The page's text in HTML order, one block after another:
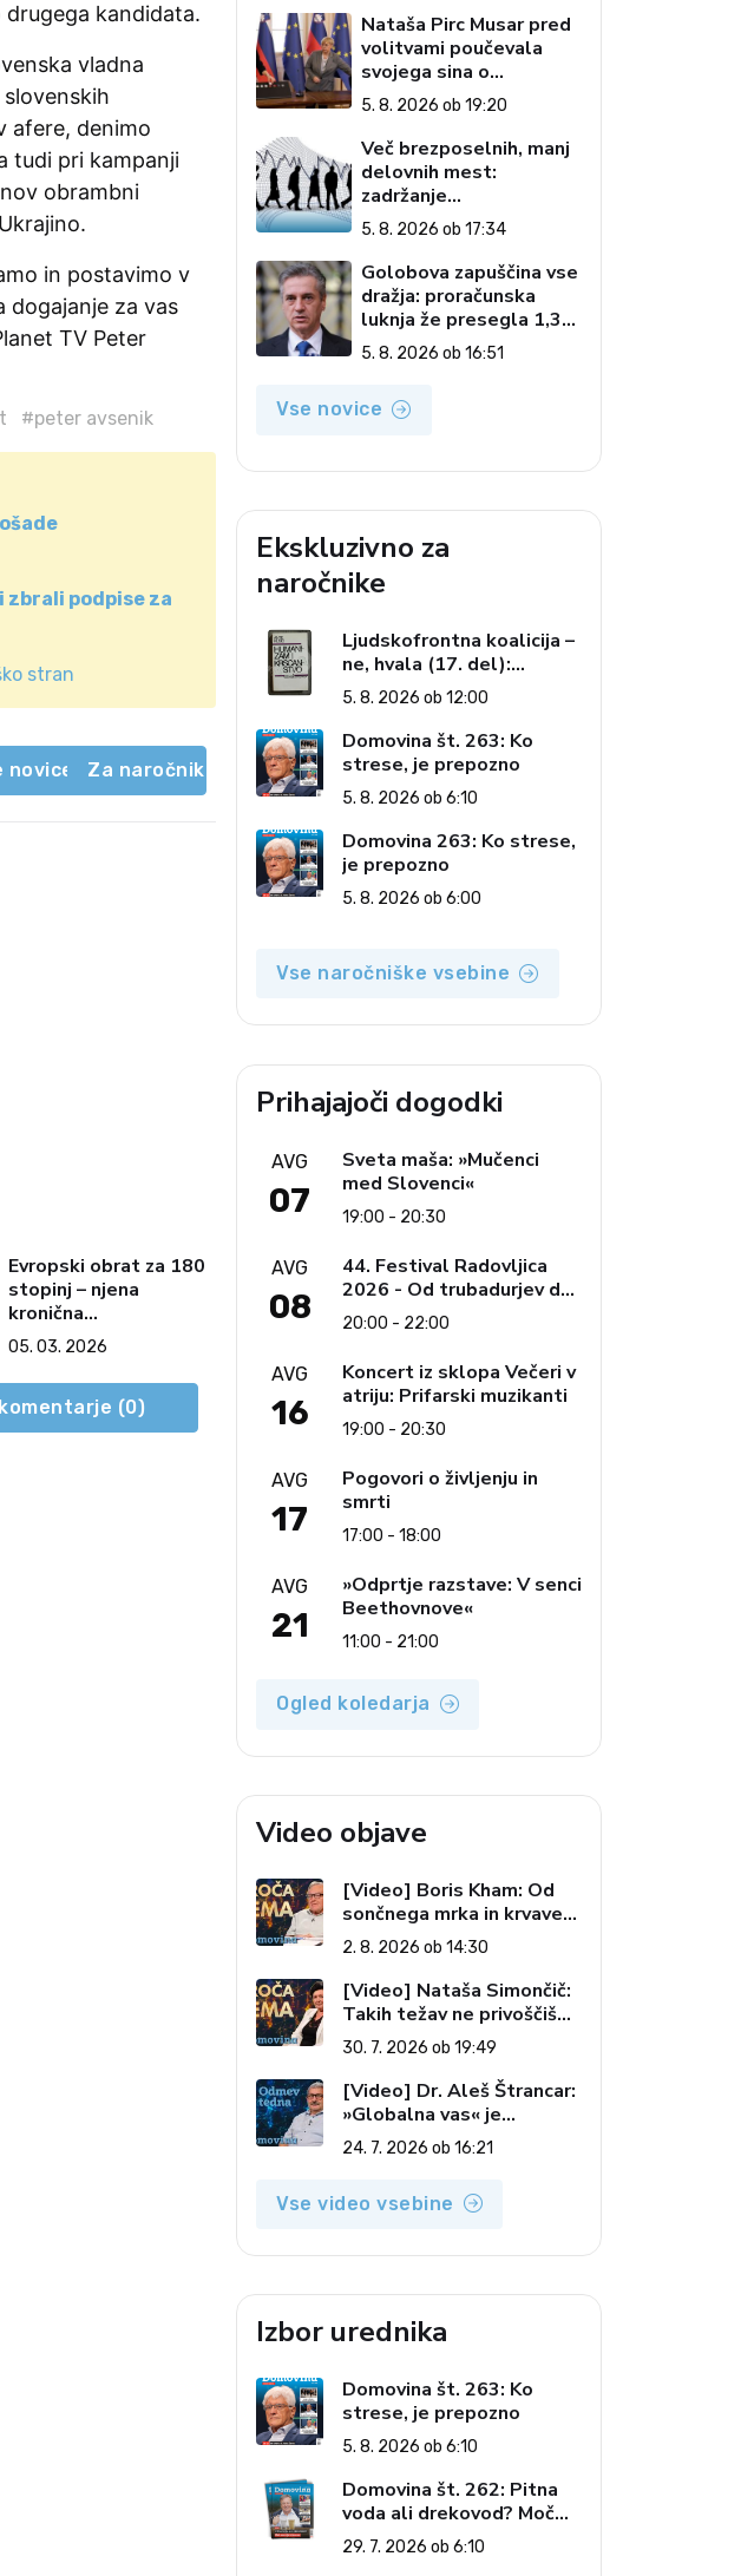
drugega kandidata.
vladna
afere, denimo
tudi pri kampanji
obrambni
in postavimo v
dogajanje za vas
TV Peter
#peter avsenik
zbrali podpise za
stran
novice Za naročnike
Evropski obrat za 180
stopinj – njena
kronična
neučinkovitost in
moralni poraz
05. 03. 2026
(0)
Nataša Pirc Musar pred
volitvami poučevala
svojega sina o
pripenjanju na zadnjem
sedežu
5. 8. 2026 ob 19:20
Več brezposelnih, manj
delovnih mest:
zadržanje
interventnega zakona
podaljšuje negotovost
5. 8. 2026 ob 17:34
Golobova zapuščina vse
dražja: proračunska
luknja že presegla 1,3
milijarde evrov
5. 8. 2026 ob 16:51
Vse novice
Ekskluzivno za
naročnike
Ljudskofrontna koalicija –
ne, hvala (17. del):
Priprave na sestop z
oblasti – dvorska
opozicija 6: Gramsci na
delu: Revija 2000 in
revolucionarna izvotlitev
krščanstva
5. 8. 2026 ob 12:00
Domovina št. 263: Ko
strese, je prepozno
5. 8. 2026 ob 6:10
Domovina 263: Ko strese,
je prepozno
5. 8. 2026 ob 6:00
Vse naročniške vsebine
Prihajajoči dogodki
AVG
07
Sveta maša: »Mučenci
med Slovenci«
19:00 - 20:30
AVG
08
44. Festival Radovljica
2026 - Od trubadurjev do
Brahmsa
20:00 - 22:00
AVG
16
Koncert iz sklopa Večeri v
atriju: Prifarski muzikanti
19:00 - 20:30
AVG
17
Pogovori o življenju in
smrti
17:00 - 18:00
AVG
21
»Odprtje razstave: V senci
Beethovnove«
11:00 - 21:00
Ogled koledarja
Video objave
[Video] Boris Kham: Od
sončnega mrka in krvave
lune do slovenskih
pečatov v vesolju (Vroča
tema, 2. 8. 2026)
2. 8. 2026 ob 14:30
[Video] Nataša Simončič:
Takih težav ne privoščiš
nikomur (Vroča tema, 30.
7. 2026)
30. 7. 2026 ob 19:49
[Video] Dr. Aleš Štrancar:
»Globalna vas« je
zatiranje vseh (Odmev
tedna, 24. 7. 2026)
24. 7. 2026 ob 16:21
Vse video vsebine
Izbor urednika
Domovina št. 263: Ko
strese, je prepozno
5. 8. 2026 ob 6:10
Domovina št. 262: Pitna
voda ali drekovod? Moč
omrežja interesov
29. 7. 2026 ob 6:10